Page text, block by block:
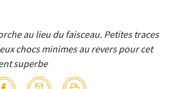
au lieu du faisceau. Petites traces
chocs minimes au revers pour cet
superbe